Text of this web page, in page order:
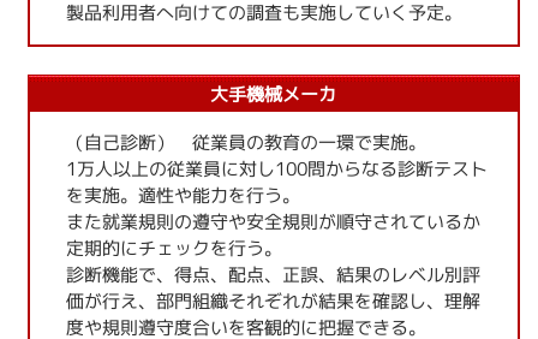
製品利用者へ向けての調査も実施していく予定。
大手機械メーカ
（自己診断） 従業員の教育の一環で実施。
1万人以上の従業員に対し100問からなる診断テスト
を実施。適性や能力を行う。
また就業規則の遵守や安全規則が順守されているか
定期的にチェックを行う。
診断機能で、得点、配点、正誤、結果のレベル別評
価が行え、部門組織それぞれが結果を確認し、理解
度や規則遵守度合いを客観的に把握できる。